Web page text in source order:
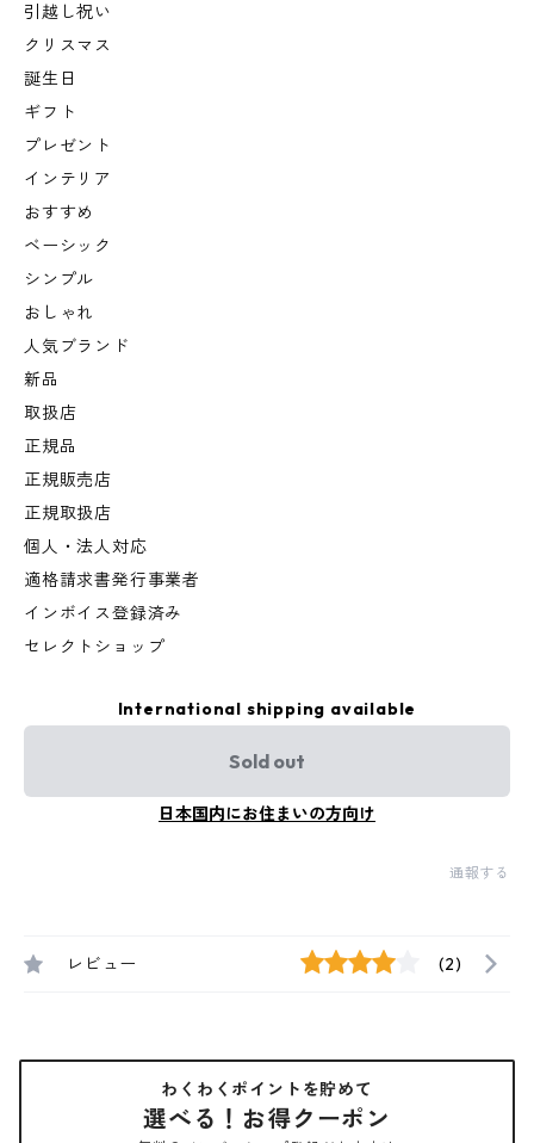
引越し祝い
クリスマス
誕生日
ギフト
プレゼント
インテリア
おすすめ
ベーシック
シンプル
おしゃれ
人気ブランド
新品
取扱店
正規品
正規販売店
正規取扱店
個人・法人対応
適格請求書発行事業者
インボイス登録済み
セレクトショップ
International shipping available
Sold out
日本国内にお住まいの方向け
通報する
レビュー (2)
わくわくポイントを貯めて
選べる！お得クーポン